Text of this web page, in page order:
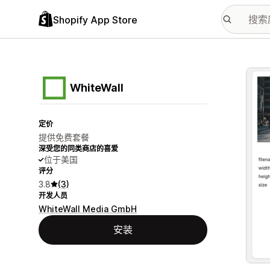
Shopify App Store
WhiteWall
定价
提供免费套餐
深受您的同类商店的喜爱
位于美国
评分
3.8 (3)
开发人员
WhiteWall Media GmbH
安装
配图